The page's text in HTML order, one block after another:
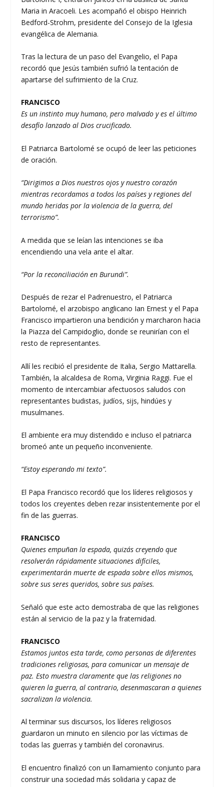
Maria in Aracoeli. Les acompañó el obispo Heinrich
Bedford-Strohm, presidente del Consejo de la Iglesia
evangélica de Alemania.
Tras la lectura de un paso del Evangelio, el Papa
recordó que Jesús también sufrió la tentación de
apartarse del sufrimiento de la Cruz.
FRANCISCO
Es un instinto muy humano, pero malvado y es el último
desafío lanzado al Dios crucificado.
El Patriarca Bartolomé se ocupó de leer las peticiones
de oración.
“Dirigimos a Dios nuestros ojos y nuestro corazón
mientras recordamos a todos los países y regiones del
mundo heridas por la violencia de la guerra, del
terrorismo”.
A medida que se leían las intenciones se iba
encendiendo una vela ante el altar.
“Por la reconciliación en Burundi”.
Después de rezar el Padrenuestro, el Patriarca
Bartolomé, el arzobispo anglicano Ian Ernest y el Papa
Francisco impartieron una bendición y marcharon hacia
la Piazza del Campidoglio, donde se reunirían con el
resto de representantes.
Allí les recibió el presidente de Italia, Sergio Mattarella.
También, la alcaldesa de Roma, Virginia Raggi. Fue el
momento de intercambiar afectuosos saludos con
representantes budistas, judíos, sijs, hindúes y
musulmanes.
El ambiente era muy distendido e incluso el patriarca
bromeó ante un pequeño inconveniente.
“Estoy esperando mi texto”.
El Papa Francisco recordó que los líderes religiosos y
todos los creyentes deben rezar insistentemente por el
fin de las guerras.
FRANCISCO
Quienes empuñan la espada, quizás creyendo que
resolverán rápidamente situaciones difíciles,
experimentarán muerte de espada sobre ellos mismos,
sobre sus seres queridos, sobre sus países.
Señaló que este acto demostraba de que las religiones
están al servicio de la paz y la fraternidad.
FRANCISCO
Estamos juntos esta tarde, como personas de diferentes
tradiciones religiosas, para comunicar un mensaje de
paz. Esto muestra claramente que las religiones no
quieren la guerra, al contrario, desenmascaran a quienes
sacralizan la violencia.
Al terminar sus discursos, los líderes religiosos
guardaron un minuto en silencio por las víctimas de
todas las guerras y también del coronavirus.
El encuentro finalizó con un llamamiento conjunto para
construir una sociedad más solidaria y capaz de